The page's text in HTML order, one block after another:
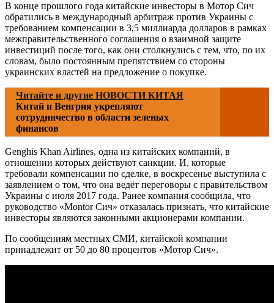
В конце прошлого года китайские инвесторы в Мотор Сич
обратились в международный арбитраж против Украины с
требованием компенсации в 3,5 миллиарда долларов в рамках
межправительственного соглашения о взаимной защите
инвестиций после того, как они столкнулись с тем, что, по их
словам, было постоянным препятствием со стороны
украинских властей на предложение о покупке.
Читайте и другие НОВОСТИ КИТАЯ
Китай и Венгрия укрепляют
сотрудничество в области зеленых
финансов
Genghis Khan Airlines, одна из китайских компаний, в
отношении которых действуют санкции. И, которые
требовали компенсации по сделке, в воскресенье выступила с
заявлением о том, что она ведёт переговоры с правительством
Украины с июля 2017 года. Ранее компания сообщила, что
руководство «Montor Сич» отказалась признать, что китайские
инвесторы являются законными акционерами компании.
По сообщениям местных СМИ, китайской компании
принадлежит от 50 до 80 процентов «Мотор Сич».